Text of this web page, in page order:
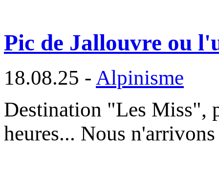
Pic de Jallouvre ou
18.08.25 - Alpinisme
Destination "Les Miss",
heures... Nous